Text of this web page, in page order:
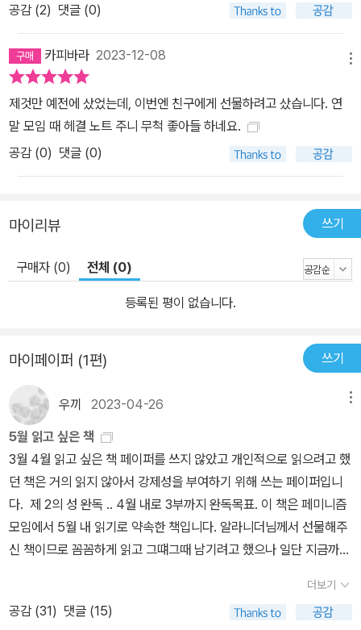
공감 (2) 댓글 (0)
카피바라 2023-12-08
제것만 예전에 샀었는데, 이번엔 친구에게 선물하려고 샀습니다. 연
말 모임 때 헤결 노트 주니 무척 좋아들 하네요.
공감 (0) 댓글 (0)
마이리뷰 쓰기
구매자 (0) 전체 (0)
등록된 평이 없습니다.
마이페이퍼 (1편) 쓰기
우끼 2023-04-26
5월 읽고 싶은 책
3월 4월 읽고 싶은 책 페이퍼를 쓰지 않았고 개인적으로 읽으려고 했
던 책은 거의 읽지 않아서 강제성을 부여하기 위해 쓰는 페이퍼입니
다. 제 2의 성 완독 .. 4월 내로 3부까지 완독목표. 이 책은 페미니즘
모임에서 5월 내 읽기로 약속한 책입니다. 알라니더님께서 선물해주
신 책이므로 꼼꼼하게 읽고 그떄그때 남기려고 했으나 일단 지금까지
작가는 어떻게 쓰는가 _ scott님과 blanca님 글 읽고 읽고 싶어서
담아둔 책이라 5월 내에는 읽는 걸 목표로 하고 싶습니다. 글을 쓰려
더보기
공감 (31) 댓글 (15)